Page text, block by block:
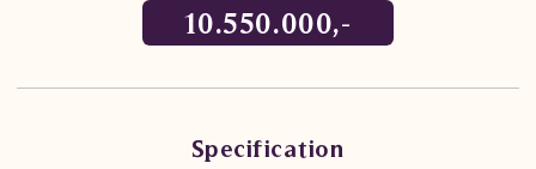
10.550.000,-
Specification